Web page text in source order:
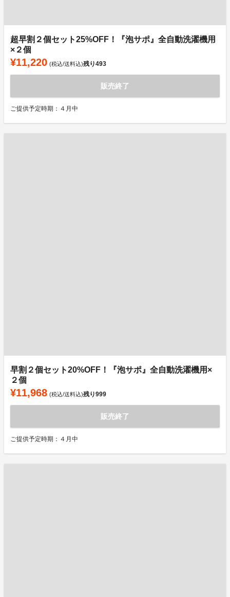
超早割２個セット25%OFF！『泡サポ』全自動洗濯機用
×２個
¥11,220 (税込/送料込)残り493
販売終了
ご提供予定時期：４月中
早割２個セット20%OFF！『泡サポ』全自動洗濯機用×
２個
¥11,968 (税込/送料込)残り999
販売終了
ご提供予定時期：４月中